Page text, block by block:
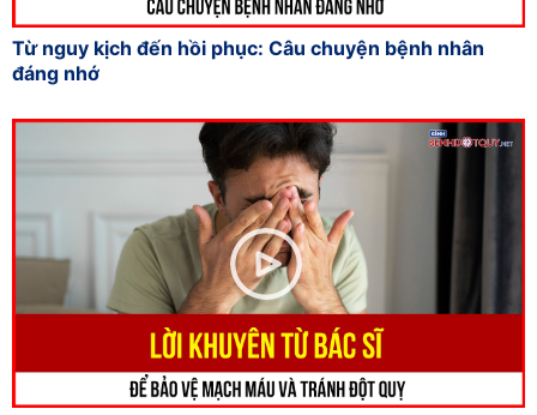
Từ nguy kịch đến hồi phục: Câu chuyện bệnh nhân
đáng nhớ